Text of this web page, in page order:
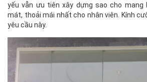
yếu vẫn ưu tiên xây dựng sao cho mang
mát, thoải mái nhất cho nhân viên. Kính
yêu cầu này.